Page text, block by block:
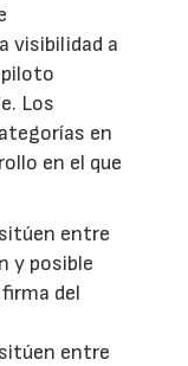
visibilidad a
Los
en
en el que
entre
y posible
del
entre